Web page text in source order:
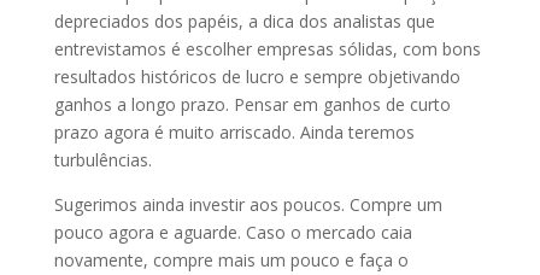
depreciados dos papéis, a dica dos analistas que
entrevistamos é escolher empresas sólidas, com bons
resultados históricos de lucro e sempre objetivando
ganhos a longo prazo. Pensar em ganhos de curto
prazo agora é muito arriscado. Ainda teremos
turbulências.
Sugerimos ainda investir aos poucos. Compre um
pouco agora e aguarde. Caso o mercado caia
novamente, compre mais um pouco e faça o